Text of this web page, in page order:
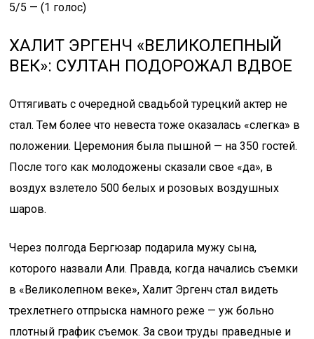
5/5 — (1 голос)
ХАЛИТ ЭРГЕНЧ «ВЕЛИКОЛЕПНЫЙ
ВЕК»: СУЛТАН ПОДОРОЖАЛ ВДВОЕ
Оттягивать с очередной свадьбой турецкий актер не
стал. Тем более что невеста тоже оказалась «слегка» в
положении. Церемония была пышной — на 350 гостей.
После того как молодожены сказали свое «да», в
воздух взлетело 500 белых и розовых воздушных
шаров.
Через полгода Бергюзар подарила мужу сына,
которого назвали Али. Правда, когда начались съемки
в «Великолепном веке», Халит Эргенч стал видеть
трехлетнего отпрыска намного реже — уж больно
плотный график съемок. За свои труды праведные и